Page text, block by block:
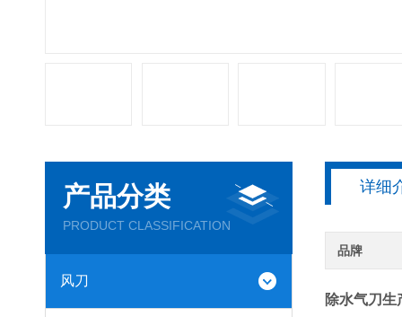
产品分类
PRODUCT CLASSIFICATION
风刀
详细
品牌
除水气刀生